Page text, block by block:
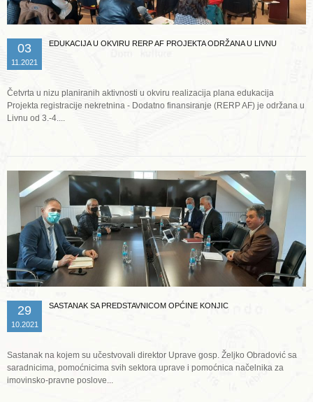
03
11.2021
EDUKACIJA U OKVIRU RERP AF PROJEKTA ODRŽANA U LIVNU
Četvrta u nizu planiranih aktivnosti u okviru realizacija plana edukacija
Projekta registracije nekretnina - Dodatno finansiranje (RERP AF) je održana u
Livnu od 3.-4....
29
10.2021
SASTANAK SA PREDSTAVNICOM OPĆINE KONJIC
Sastanak na kojem su učestvovali direktor Uprave gosp. Željko Obradović sa
saradnicima, pomoćnicima svih sektora uprave i pomoćnica načelnika za
imovinsko-pravne poslove...